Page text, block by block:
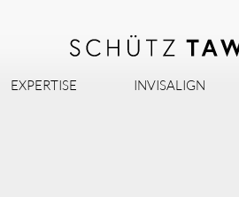
EXPERTISE INVISALIGN